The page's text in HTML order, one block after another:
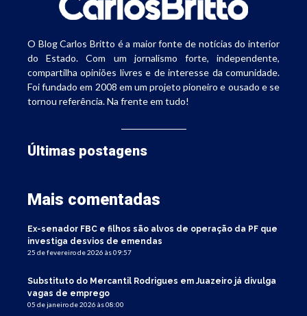
O Blog Carlos Britto é a maior fonte de notícias do interior
do Estado. Com um jornalismo forte, independente,
compartilha opiniões livres e de interesse da comunidade.
Foi fundado em 2008 em um projeto pioneiro e ousado e se
tornou referência. Na frente em tudo!
Últimas postagens
Mais comentadas
Ex-senador FBC e filhos são alvos de operação da PF que
investiga desvios de emendas
25 de fevereiro de 2026 às 09:57
Substituto do Mercantil Rodrigues em Juazeiro já divulga
vagas de emprego
05 de janeiro de 2026 às 08:00